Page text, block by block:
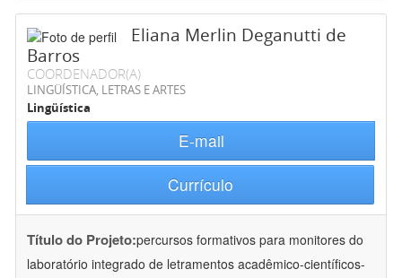
Eliana Merlin Deganutti de
Barros
COORDENADOR(A)
LINGÜÍSTICA, LETRAS E ARTES
Lingüística
E-mail
Currículo
Título do Projeto:percursos formativos para monitores do
laboratório integrado de letramentos acadêmico-científicos-